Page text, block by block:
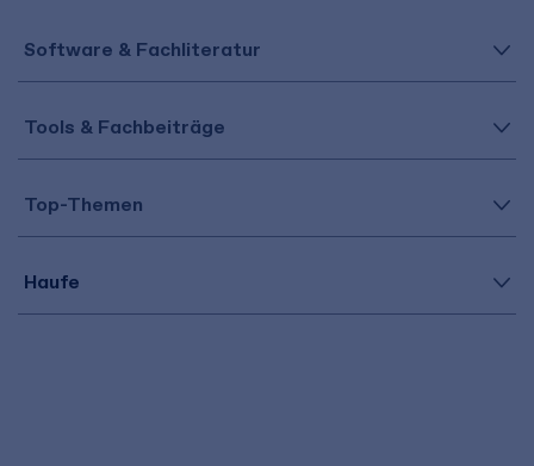
Software & Fachliteratur
Tools & Fachbeiträge
Top-Themen
Haufe